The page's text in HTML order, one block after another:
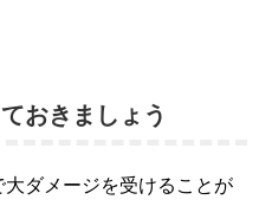
おきましょう
ダメージを受けることが